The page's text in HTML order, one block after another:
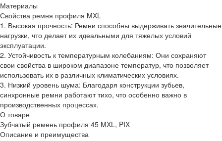
Материалы
Свойства ремня профиля MXL
1. Высокая прочность: Ремни способны выдерживать значительные
нагрузки, что делает их идеальными для тяжелых условий
эксплуатации.
2. Устойчивость к температурным колебаниям: Они сохраняют
свои свойства в широком диапазоне температур, что позволяет
использовать их в различных климатических условиях.
3. Низкий уровень шума: Благодаря конструкции зубьев,
синхронные ремни работают тихо, что особенно важно в
производственных процессах.
О товаре
Зубчатый ремень профиля 45 MXL, PIX
Описание и преимущества